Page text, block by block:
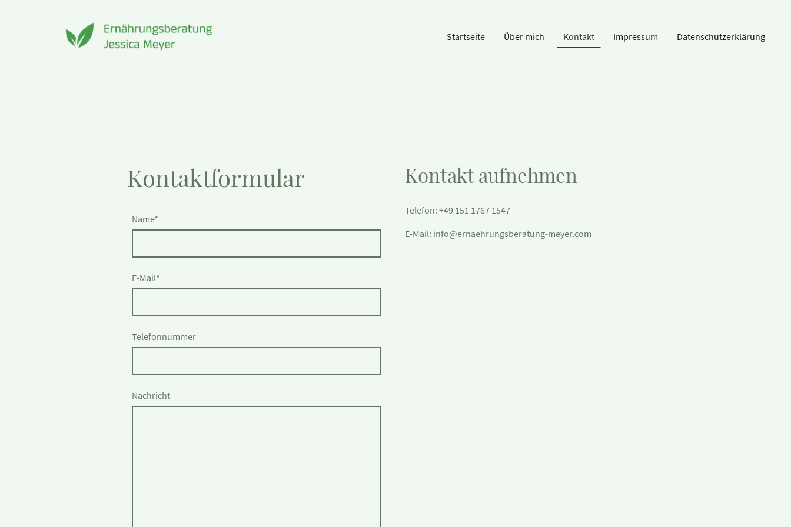
Startseite Über mich Kontakt Impressum Datenschutzerklärung
Kontaktformular
Name*
E-Mail*
Telefonnummer
Nachricht
Kontakt aufnehmen
Telefon: +49 151 1767 1547
E-Mail: info@ernaehrungsberatung-meyer.com